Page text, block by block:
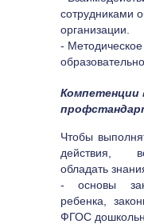
сотрудниками
организации.
-
Чтобы
действия,
обладать
- основы
ребенка,
ФГОС
Компетенции